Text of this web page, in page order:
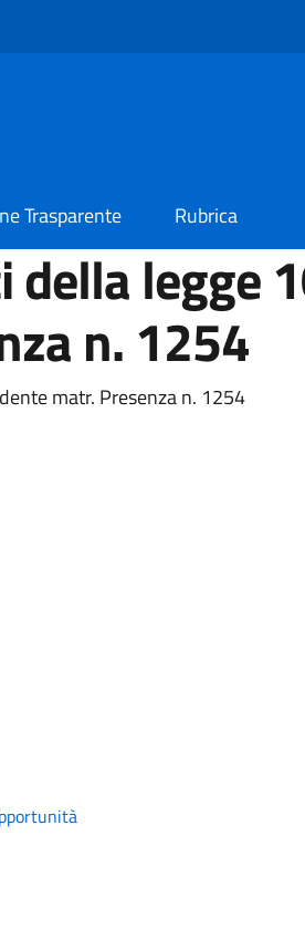
Trasparente Rubrica
della legge
n. 1254
matr. Presenza n. 1254